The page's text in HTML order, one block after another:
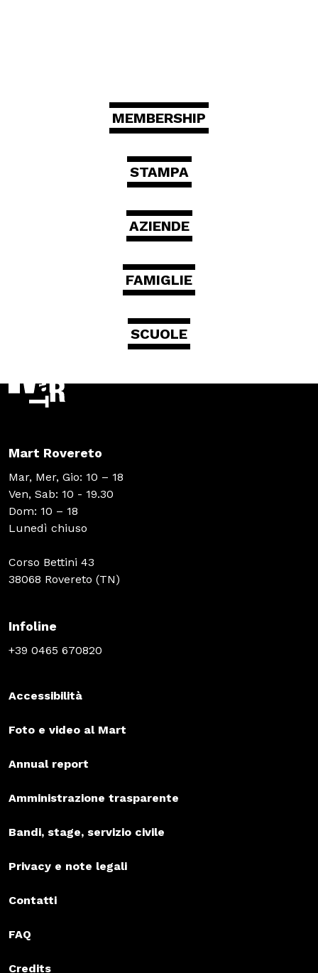
ITA ENG DEU
MEMBERSHIP
STAMPA
AZIENDE
FAMIGLIE
SCUOLE
Mart Rovereto
Mar, Mer, Gio: 10 – 18
Ven, Sab: 10 - 19.30
Dom: 10 – 18
Lunedì chiuso
Corso Bettini 43
38068 Rovereto (TN)
Infoline
+39 0465 670820
Accessibilità
Foto e video al Mart
Annual report
Amministrazione trasparente
Bandi, stage, servizio civile
Privacy e note legali
Contatti
FAQ
Credits